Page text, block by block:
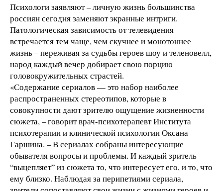
Психологи заявляют – личную жизнь большинства
россиян сегодня заменяют экранные интриги.
Патологическая зависимость от телевидения
встречается тем чаще, чем скучнее и монотоннее
жизнь – переживая за судьбы героев шоу и теленовелл,
народ каждый вечер добирает свою порцию
головокружительных страстей.
«Содержание сериалов — это набор наиболее
распространенных стереотипов, которые в
совокупности дают зрителю ощущение жизненности
сюжета, – говорит врач-психотерапевт Института
психотерапии и клинической психологии Оксана
Гаршина. – В сериалах собраны интересующие
обывателя вопросы и проблемы. И каждый зритель
“выцепляет” из сюжета то, что интересует его, и то, что
ему близко. Наблюдая за перипетиями сериала,